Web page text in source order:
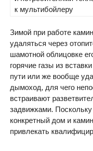
к мультибойлеру
Зимой при работе
удаляться через
шамотной облицовке
горячие газы из
пути или же вообще
дымоход, для чего
встраивают
задвижками.
конкретный дом и
привлекать